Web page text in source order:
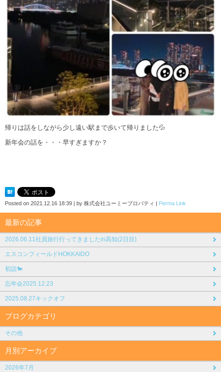
帰りは話をしながら少し遠い駅まで歩いて帰りました💦
新年会の話を・・・早すぎますか？
Posted on 2021.12.16 18:39 by 株式会社ユーミープロパティ Perma Link
最新の記事
2026.06.11社員旅行行ってきましたin高知(2日目)
エスコンフィールドHOKKAIDO
初詣🐎
忘年会2025.12.23
2025.08.27キックオフ
ブログカテゴリ
その他
月別アーカイブ
2026年7月